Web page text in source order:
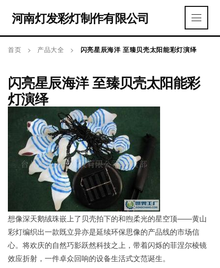
河南灯发彩灯制作有限公司
首页 > 产品大全 > 闪亮星辰海洋 至臻贝壳太阳能彩灯演绎
闪亮星辰海洋 至臻贝壳太阳能彩
灯演绎
想像深天鹅绒珠嵌上了贝壳拍下的和煦柔光的星空顶——黄山
彩灯编织出一款既立异亦是延续环保思像的产品线的市场信
心。将欢庆的自然巧影跃然科技之上，带着闪烁的菲涅尔棱镜
效应折射，一件卓众回响的设备生活式文范诞生。